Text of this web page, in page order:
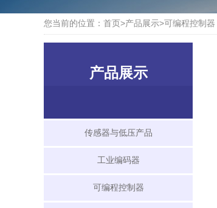
您当前的位置： 首页>产品展示>可编程控制器
产品展示
传感器与低压产品
工业编码器
可编程控制器